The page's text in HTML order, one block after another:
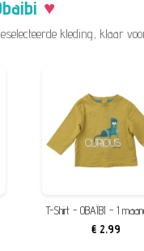
kleding, klaar
T-Shirt - OBAÏBI - 1
€ 2,99